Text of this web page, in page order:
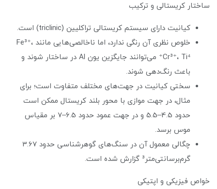
ساختار کریستالی و ترکیب
کیانیت دارای سیستم کریستالی تراکلیین (triclinic) است.
خلوص نظری آن رنگی ندارد، اما ناخالصی‌هایی مانند Fe³⁺،
Cr³⁺، Ti⁴⁺ می‌توانند جایگزین یون Al در ساختار شوند و
باعث رنگ‌دهی شوند.
سختی کیانیت در جهت‌های مختلف متفاوت است؛ برای
مثال، در جهت موازی با محور بلند کریستال ممکن است
حدود 4.5–5.5 و در جهت عمود حدود 6.5–7 بر مقیاس
موس برسد.
چگالی معمول آن در سنگ‌های گوهر‌شناسی حدود 3.67
گرم‌برسانتی‌متر³ گزارش شده است.
خواص فیزیکی و اپتیکی